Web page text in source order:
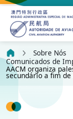
Sobre Nós
Comunicados de
AACM organiza
secundário a fim